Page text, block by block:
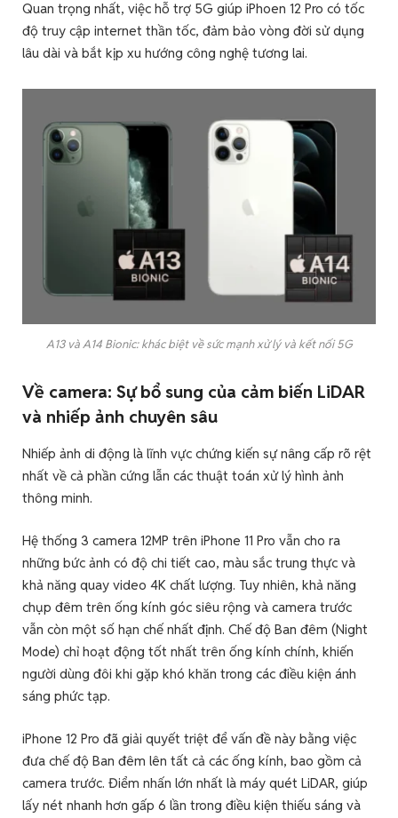
Quan trọng nhất, việc hỗ trợ 5G giúp iPhoen 12 Pro có tốc
độ truy cập internet thần tốc, đảm bảo vòng đời sử dụng
lâu dài và bắt kịp xu hướng công nghệ tương lai.
A13 và A14 Bionic: khác biệt về sức mạnh xử lý và kết nối 5G
Về camera: Sự bổ sung của cảm biến LiDAR
và nhiếp ảnh chuyên sâu
Nhiếp ảnh di động là lĩnh vực chứng kiến sự nâng cấp rõ rệt
nhất về cả phần cứng lẫn các thuật toán xử lý hình ảnh
thông minh.
Hệ thống 3 camera 12MP trên iPhone 11 Pro vẫn cho ra
những bức ảnh có độ chi tiết cao, màu sắc trung thực và
khả năng quay video 4K chất lượng. Tuy nhiên, khả năng
chụp đêm trên ống kính góc siêu rộng và camera trước
vẫn còn một số hạn chế nhất định. Chế độ Ban đêm (Night
Mode) chỉ hoạt động tốt nhất trên ống kính chính, khiến
người dùng đôi khi gặp khó khăn trong các điều kiện ánh
sáng phức tạp.
iPhone 12 Pro đã giải quyết triệt để vấn đề này bằng việc
đưa chế độ Ban đêm lên tất cả các ống kính, bao gồm cả
camera trước. Điểm nhấn lớn nhất là máy quét LiDAR, giúp
lấy nét nhanh hơn gấp 6 lần trong điều kiện thiếu sáng và